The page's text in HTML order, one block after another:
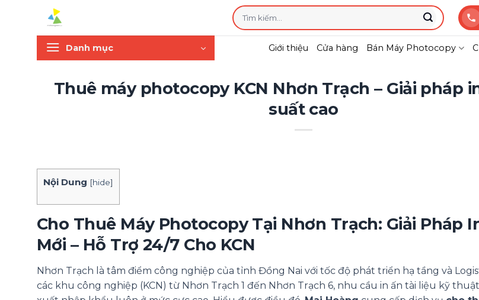
Tìm
kiếm:
Danh mục Giới thiệu Cửa hàng Bán Máy Photocopy
Thuê máy photocopy KCN Nhơn Trạch – Giải pháp
suất cao
Nội Dung [hide]
Cho Thuê Máy Photocopy Tại Nhơn Trạch: Giải Pháp
Mới – Hỗ Trợ 24/7 Cho KCN
Nhơn Trạch là tâm điểm công nghiệp của tỉnh Đồng Nai với tốc độ phát triển hạ tầng và
các khu công nghiệp (KCN) từ Nhơn Trạch 1 đến Nhơn Trạch 6, nhu cầu in ấn tài liệu kỹ